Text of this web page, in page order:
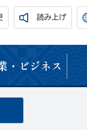
読み上げ
・ビジネス